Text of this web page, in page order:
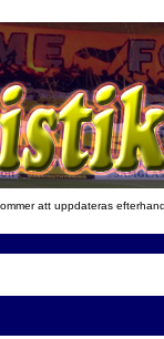
att uppdateras